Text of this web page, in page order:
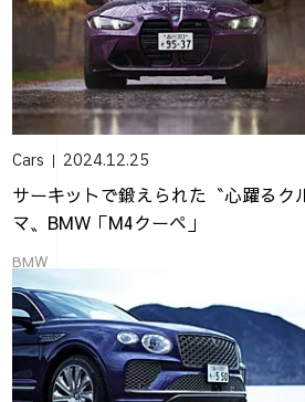
Cars 2024.12.25
サーキットで鍛えられた〝心躍るク
マ〟BMW「M4クーペ」
BMW